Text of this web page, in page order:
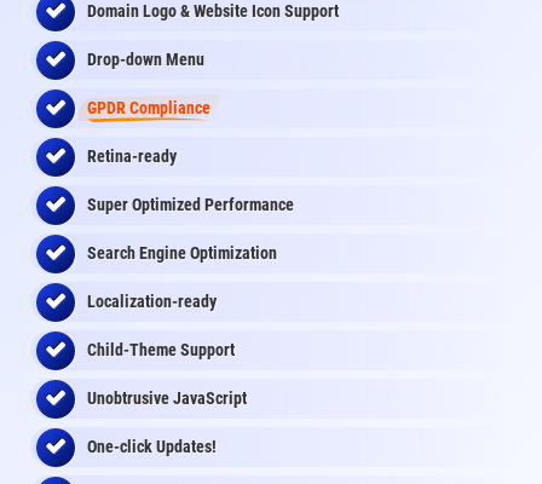
Domain Logo & Website Icon Support
Drop-down Menu
GPDR Compliance
Retina-ready
Super Optimized Performance
Search Engine Optimization
Localization-ready
Child-Theme Support
Unobtrusive JavaScript
One-click Updates!